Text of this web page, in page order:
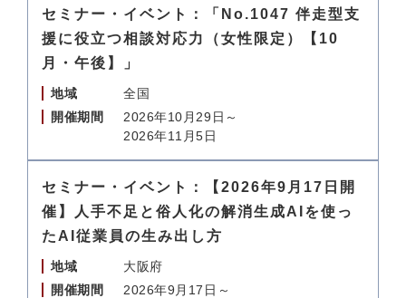
セミナー・イベント：「No.1047 伴走型支
援に役立つ相談対応力（女性限定）【10
月・午後】」
地域
全国
開催期間
2026年10月29日～
2026年11月5日
セミナー・イベント：【2026年9月17日開
催】人手不足と俗人化の解消生成AIを使っ
たAI従業員の生み出し方
地域
大阪府
開催期間
2026年9月17日～